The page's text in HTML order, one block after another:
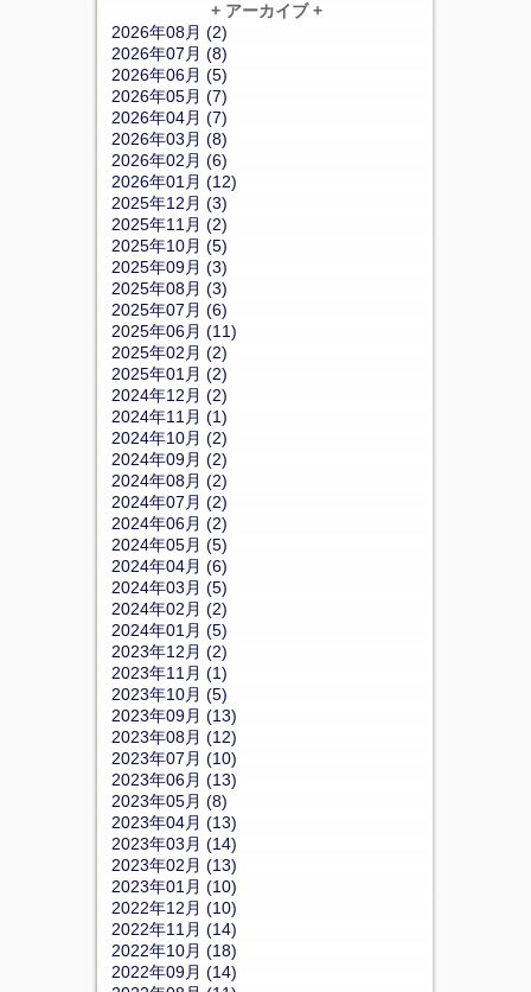
+ アーカイブ +
2026年08月 (2)
2026年07月 (8)
2026年06月 (5)
2026年05月 (7)
2026年04月 (7)
2026年03月 (8)
2026年02月 (6)
2026年01月 (12)
2025年12月 (3)
2025年11月 (2)
2025年10月 (5)
2025年09月 (3)
2025年08月 (3)
2025年07月 (6)
2025年06月 (11)
2025年02月 (2)
2025年01月 (2)
2024年12月 (2)
2024年11月 (1)
2024年10月 (2)
2024年09月 (2)
2024年08月 (2)
2024年07月 (2)
2024年06月 (2)
2024年05月 (5)
2024年04月 (6)
2024年03月 (5)
2024年02月 (2)
2024年01月 (5)
2023年12月 (2)
2023年11月 (1)
2023年10月 (5)
2023年09月 (13)
2023年08月 (12)
2023年07月 (10)
2023年06月 (13)
2023年05月 (8)
2023年04月 (13)
2023年03月 (14)
2023年02月 (13)
2023年01月 (10)
2022年12月 (10)
2022年11月 (14)
2022年10月 (18)
2022年09月 (14)